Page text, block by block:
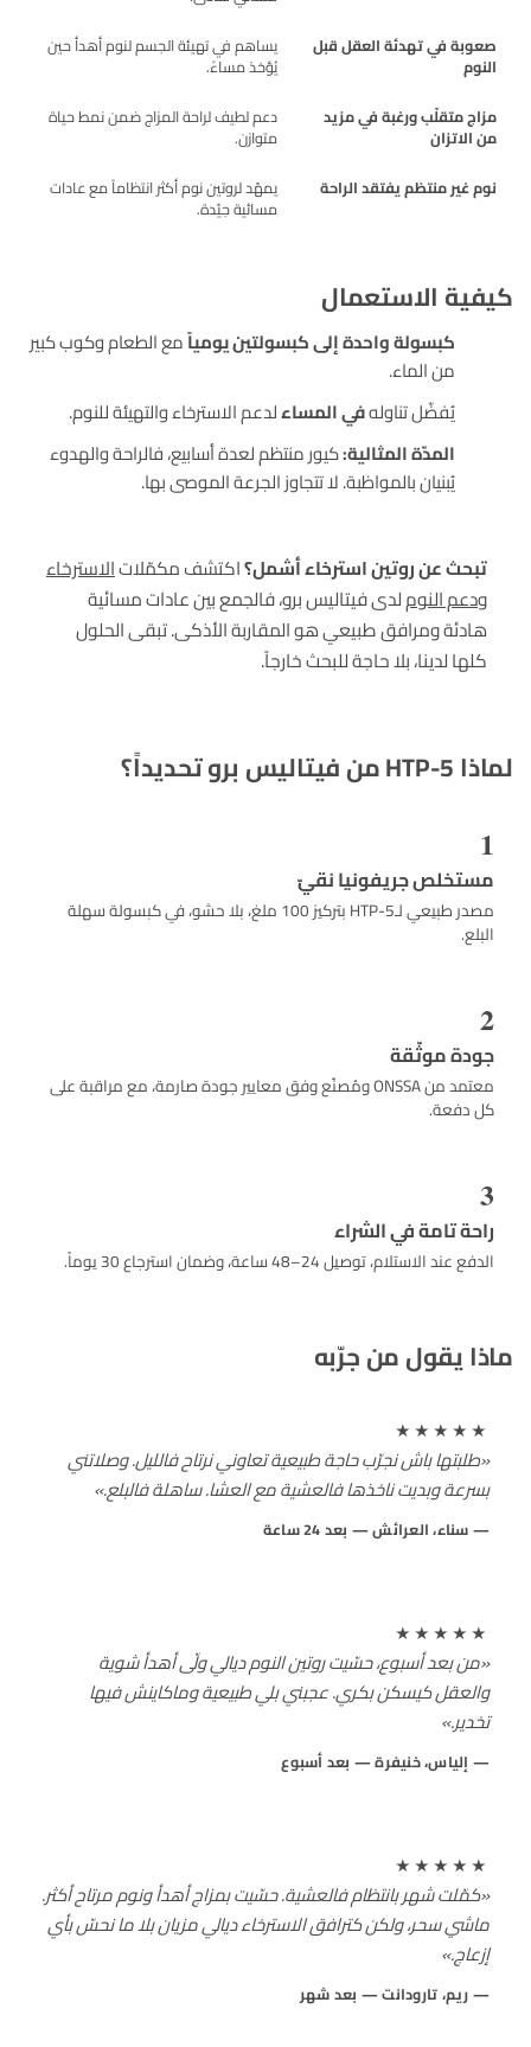
صعوبة في تهدئة العقل قبل
النوم
يساهم في تهيئة الجسم لنوم أهدأ حين
يُؤخذ مساءً.
مزاج متقلّب ورغبة في مزيد
من الاتزان
دعم لطيف لراحة المزاج ضمن نمط حياة
متوازن.
نوم غير منتظم يفتقد الراحة
يمهّد لروتين نوم أكثر انتظاماً مع عادات
مسائية جيّدة.
كيفية الاستعمال
كبسولة واحدة إلى كبسولتين يومياًمع الطعام وكوب كبير
من الماء.
يُفضّل تناولهفي المساءلدعم الاسترخاء والتهيئة للنوم.
المدّة المثالية:كيور منتظم لعدة أسابيع، فالراحة والهدوء
يُبنيان بالمواظبة. لا تتجاوز الجرعة الموصى بها.
تبحث عن روتين استرخاء أشمل؟اكتشف مكمّلاتالاسترخاء
ودعم النوملدى فيتاليس برو، فالجمع بين عادات مسائية
هادئة ومرافق طبيعي هو المقاربة الأذكى. تبقى الحلول
كلها لدينا، بلا حاجة للبحث خارجاً.
لماذا 5-HTP من فيتاليس برو تحديداً؟
1
مستخلص جريفونيا نقيّ
مصدر طبيعي لـ5-HTP بتركيز 100 ملغ، بلا حشو، في كبسولة سهلة
البلع.
2
جودة موثّقة
معتمد من ONSSA ومُصنّع وفق معايير جودة صارمة، مع مراقبة على
كل دفعة.
3
راحة تامة في الشراء
الدفع عند الاستلام، توصيل 24–48 ساعة، وضمان استرجاع 30 يوماً.
ماذا يقول من جرّبه
★★★★★
«طلبتها باش نجرّب حاجة طبيعية تعاوني نرتاح فالليل. وصلاتني
بسرعة وبديت ناخذها فالعشية مع العشا. ساهلة فالبلع.»
سناء، العرائش — بعد 24 ساعة
★★★★★
«من بعد أسبوع، حسّيت روتين النوم ديالي ولّى أهدأ شوية
والعقل كيسكن بكري. عجبني بلي طبيعية وماكاينش فيها
تخدير.»
إلياس، خنيفرة — بعد أسبوع
★★★★★
«كمّلت شهر بانتظام فالعشية. حسّيت بمزاج أهدأ ونوم مرتاح أكثر.
ماشي سحر، ولكن كترافق الاسترخاء ديالي مزيان بلا ما نحسّ بأي
إزعاج.»
ريم، تارودانت — بعد شهر